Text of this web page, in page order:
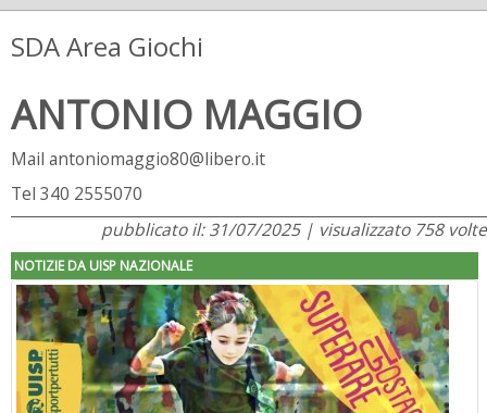
SDA Area Giochi
ANTONIO MAGGIO
Mail antoniomaggio80@libero.it
Tel 340 2555070
pubblicato il: 31/07/2025 | visualizzato 758 volte
NOTIZIE DA UISP NAZIONALE